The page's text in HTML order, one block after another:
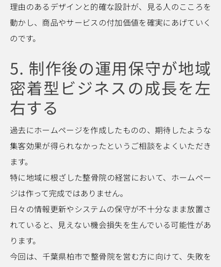
理由のあるデザインと的確な設計が、見る人のこころを
動かし、商品やサービスの付加価値を確実にあげていく
のです。
5. 制作後の運用保守が地域
密着型ビジネスの成長を左
右する
過去にホームページを作成したものの、期待したような
集客効果が得られなかったというご相談をよくいただき
ます。
特に地域に根ざした整骨院の経営において、ホームペー
ジは作って完成ではありません。
日々の情報更新やシステムの保守が不十分なまま放置さ
れていると、見えない機会損失を生んでいる可能性があ
ります。
今回は、千葉県柏市で整骨院を営む方に向けて、失敗を